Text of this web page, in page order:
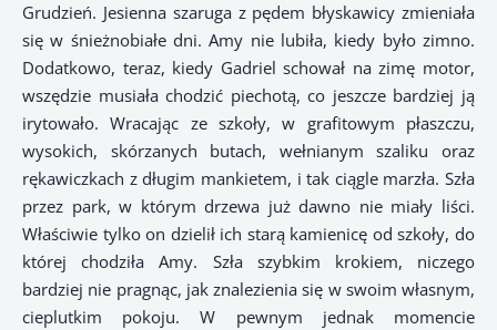
Grudzień. Jesienna szaruga z pędem błyskawicy zmieniała
się w śnieżnobiałe dni. Amy nie lubiła, kiedy było zimno.
Dodatkowo, teraz, kiedy Gadriel schował na zimę motor,
wszędzie musiała chodzić piechotą, co jeszcze bardziej ją
irytowało. Wracając ze szkoły, w grafitowym płaszczu,
wysokich, skórzanych butach, wełnianym szaliku oraz
rękawiczkach z długim mankietem, i tak ciągle marzła. Szła
przez park, w którym drzewa już dawno nie miały liści.
Właściwie tylko on dzielił ich starą kamienicę od szkoły, do
której chodziła Amy. Szła szybkim krokiem, niczego
bardziej nie pragnąc, jak znalezienia się w swoim własnym,
cieplutkim pokoju. W pewnym jednak momencie